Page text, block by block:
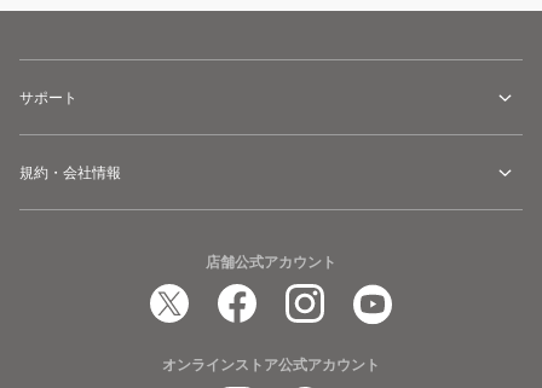
サポート
規約・会社情報
店舗公式アカウント
オンラインストア公式アカウント